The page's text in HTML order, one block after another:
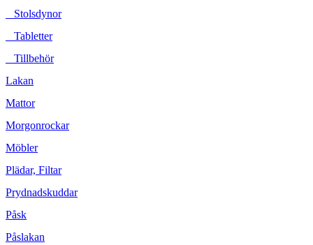
Stolsdynor
Tabletter
Tillbehör
Lakan
Mattor
Morgonrockar
Möbler
Plädar, Filtar
Prydnadskuddar
Påsk
Påslakan